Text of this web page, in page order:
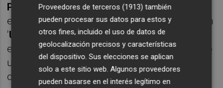
Programme, laUniversitat per a Majors
edición de dos publicaciones de la colección
'UniverCiutat' y el proyectoDisplay
ellas actividades que transcienden el ámbito
universitario y dirigidas en general a toda la
ciudadanía. Esta programación global
Proveedores de terceros (1913) también
pueden procesar sus datos para estos y
otros fines, incluido el uso de datos de
geolocalización precisos y características
del dispositivo. Sus elecciones se aplican
solo a este sitio web. Algunos proveedores
pueden basarse en el interés legítimo en